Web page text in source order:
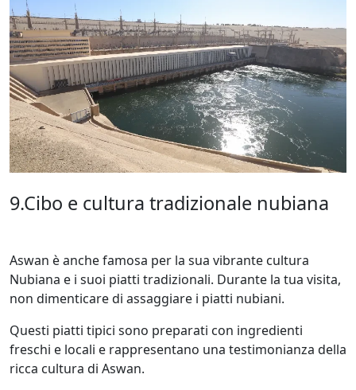
9.Cibo e cultura tradizionale nubiana
Aswan è anche famosa per la sua vibrante cultura
Nubiana e i suoi piatti tradizionali. Durante la tua visita,
non dimenticare di assaggiare i piatti nubiani.
Questi piatti tipici sono preparati con ingredienti
freschi e locali e rappresentano una testimonianza della
ricca cultura di Aswan.